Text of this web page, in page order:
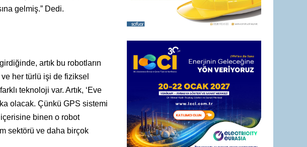
gelmiş.” Dedi.
artık bu robotların
her türlü işi de fiziksel
teknoloji var. Artık, ‘Eve
olacak. Çünkü GPS sistemi
binen o robot
sektörü ve daha birçok